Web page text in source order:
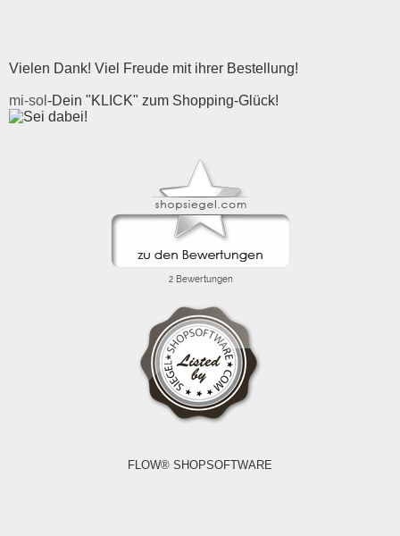
Vielen Dank! Viel Freude mit ihrer Bestellung!
mi-sol -Dein "KLICK" zum Shopping-Glück!
FLOW® SHOPSOFTWARE